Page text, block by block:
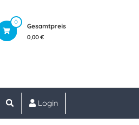
0
Gesamtpreis
0,00 €
Login